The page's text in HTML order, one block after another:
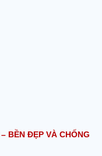
BỀN ĐẸP VÀ CHỐNG